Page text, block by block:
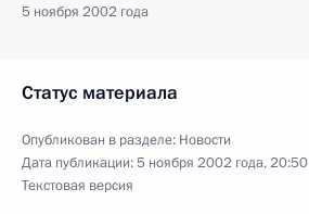
5 ноября 2002 года
Статус материала
Опубликован в разделе: Новости
Дата публикации:5 ноября 2002 года, 20:50
Текстовая версия